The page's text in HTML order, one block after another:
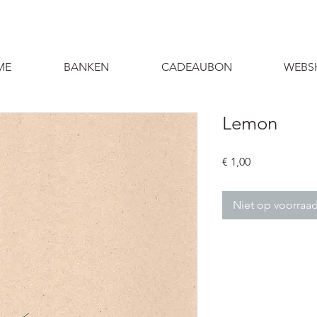
BANKEN CADEAUBON
Lemon
€ 1,00Prijs
Niet op voorraad